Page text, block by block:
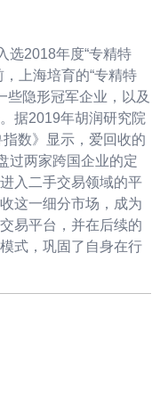
选2018年度“专精特
上海培育的“专精特
些隐形冠军企业，以及
据2019年胡润研究院
数》显示，爱回收的
过两家跨国企业的定
入二手交易领域的平
这一细分市场，成为
易平台，并在后续的
式，巩固了自身在行